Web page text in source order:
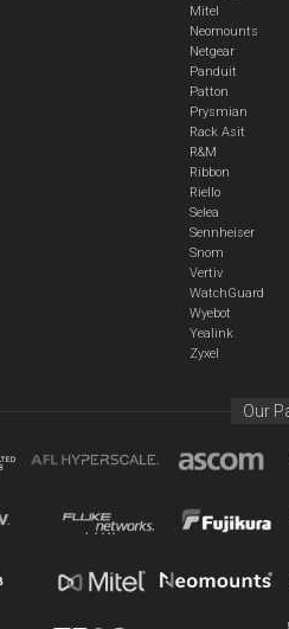
Mitel
Neomounts
Netgear
Panduit
Patton
Prysmian
Rack Asit
R&M
Ribbon
Riello
Selea
Sennheiser
Snom
Vertiv
WatchGuard
Wyebot
Yealink
Zyxel